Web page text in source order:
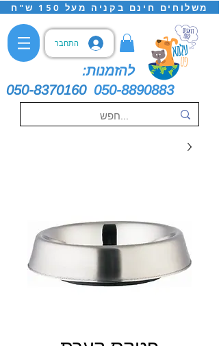
משלוחים חינם בקניה מעל 150 ש"ח
התחבר
להזמנות:
050-8370160 050-8890883